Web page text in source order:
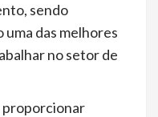
sendo
uma das melhores
no setor de
proporcionar